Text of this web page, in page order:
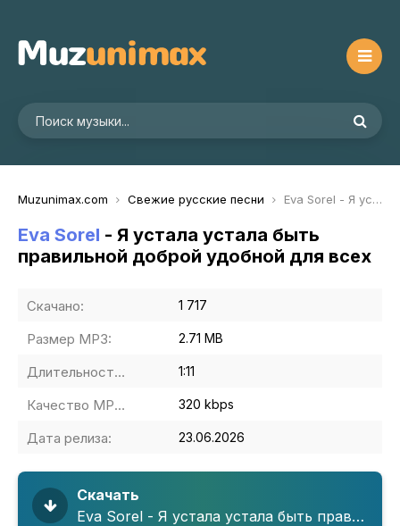
Muzunimax.com Свежие русские песни Eva Sorel - Я устала устала быть правильной доброй удобной для всех
Eva Sorel - Я устала устала быть
правильной доброй удобной для всех
Скачано: 1 717
Размер MP3: 2.71 MB
Длительность MP3: 1:11
Качество MP3: 320 kbps
Дата релиза: 23.06.2026
Скачать
Eva Sorel - Я устала устала быть правильной доброй удобной для всех